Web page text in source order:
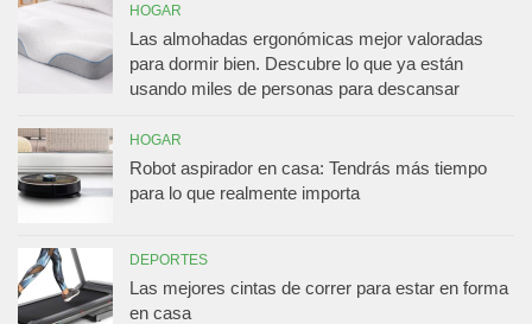
HOGAR
Las almohadas ergonómicas mejor valoradas
para dormir bien. Descubre lo que ya están
usando miles de personas para descansar
HOGAR
Robot aspirador en casa: Tendrás más tiempo
para lo que realmente importa
DEPORTES
Las mejores cintas de correr para estar en forma
en casa